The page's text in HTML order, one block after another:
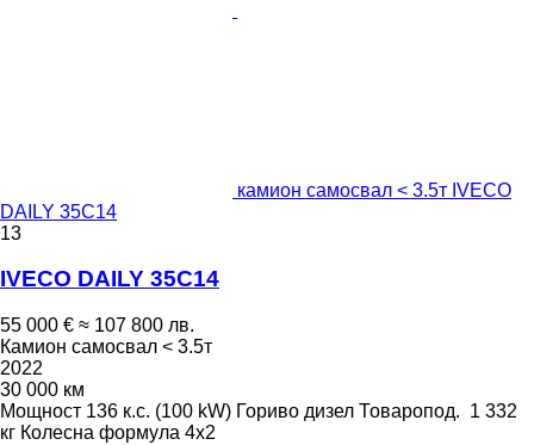
камион самосвал < 3.5т IVECO
DAILY 35C14
13
IVECO DAILY 35C14
55 000 € ≈ 107 800 лв.
Камион самосвал < 3.5т
2022
30 000 км
Мощност 136 к.с. (100 kW) Гориво дизел Товаропод. 1 332
кг Колесна формула 4x2